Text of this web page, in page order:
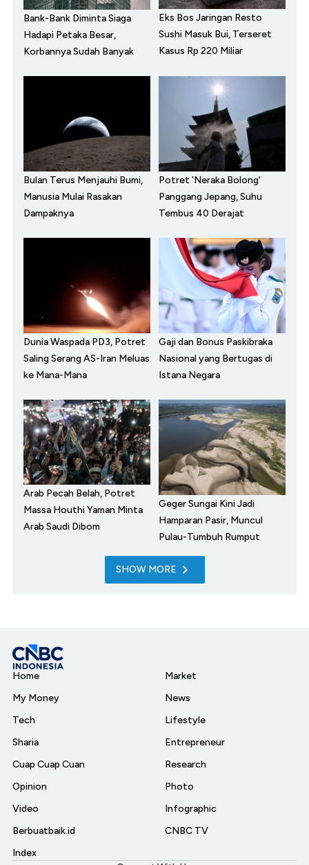
Bank-Bank Diminta Siaga
Hadapi Petaka Besar,
Korbannya Sudah Banyak
Eks Bos Jaringan Resto
Sushi Masuk Bui, Terseret
Kasus Rp 220 Miliar
Bulan Terus Menjauhi Bumi,
Manusia Mulai Rasakan
Dampaknya
Potret 'Neraka Bolong'
Panggang Jepang, Suhu
Tembus 40 Derajat
Dunia Waspada PD3, Potret
Saling Serang AS-Iran Meluas
ke Mana-Mana
Gaji dan Bonus Paskibraka
Nasional yang Bertugas di
Istana Negara
Arab Pecah Belah, Potret
Massa Houthi Yaman Minta
Arab Saudi Dibom
Geger Sungai Kini Jadi
Hamparan Pasir, Muncul
Pulau-Tumbuh Rumput
SHOW MORE
Home
My Money
Tech
Sharia
Cuap Cuap Cuan
Opinion
Video
Berbuatbaik.id
Index
Market
News
Lifestyle
Entrepreneur
Research
Photo
Infographic
CNBC TV